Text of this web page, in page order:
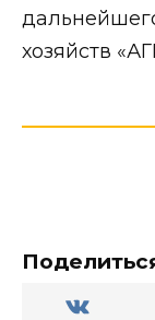
хозяйств